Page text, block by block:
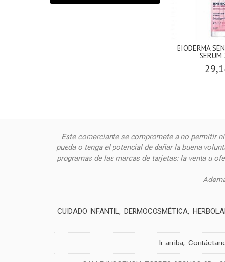
BIODERMA
SERUM
Este comerciante se compromete a no permitir
pueda o tenga el potencial de dañar la buena
programas de las marcas de tarjetas: la venta u
CUIDADO INFANTIL DERMOCOSMÉTICA
Ir arriba